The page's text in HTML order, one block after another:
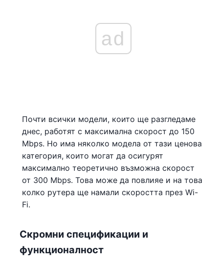
ad
Почти всички модели, които ще разгледаме
днес, работят с максимална скорост до 150
Mbps. Но има няколко модела от тази ценова
категория, които могат да осигурят
максимално теоретично възможна скорост
от 300 Mbps. Това може да повлияе и на това
колко рутера ще намали скоростта през Wi-
Fi.
Скромни спецификации и
функционалност